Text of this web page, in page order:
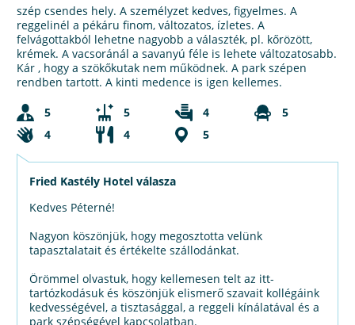
szép csendes hely. A személyzet kedves, figyelmes. A
reggelinél a pékáru finom, változatos, ízletes. A
felvágottakból lehetne nagyobb a választék, pl. kőrözött,
krémek. A vacsoránál a savanyú féle is lehete változatosabb.
Kár , hogy a szökőkutak nem működnek. A park szépen
rendben tartott. A kinti medence is igen kellemes.
5
5 4
5
4
4 5
Fried Kastély Hotel válasza
Kedves Péterné!
Nagyon köszönjük, hogy megosztotta velünk
tapasztalatait és értékelte szállodánkat.
Örömmel olvastuk, hogy kellemesen telt az itt-
tartózkodásuk és köszönjük elismerő szavait kollégáink
kedvességével, a tisztasággal, a reggeli kínálatával és a
park szépségével kapcsolatban.